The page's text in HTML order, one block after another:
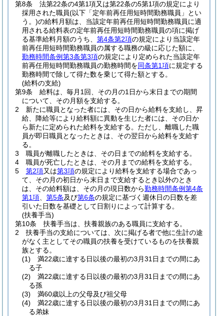
第8条
法第22条の4第1項又は第22条の5第1項の規定により
採用された職員(以下「定年前再任用短時間勤務職員」とい
う。)の給料月額は、当該定年前再任用短時間勤務職員に適
用される給料表の定年前再任用短時間勤務職員の項に掲げ
る基準給料月額のうち、 第4条第2項の規定により当該定年
前再任用短時間勤務職員の属する職務の級に応じた額に、
勤務時間条例第3条第3項の規定により定められた当該定年
前再任用短時間勤務職員の勤務時間を同条第1項に規定する
勤務時間で除して得た数を乗じて得た額とする。
(給料の支給)
第9条
給料は、毎月1回、その月の1日から末日までの期間
について、その月額を支給する。
2
新たに職員となった者には、その日から給料を支給し、昇
給、降給等により給料額に異動を生じた者には、その日か
ら新たに定められた給料を支給する。 ただし、離職した職
員が即日職員となったときは、その翌日から給料を支給す
る。
3
職員が離職したときは、その日までの給料を支給する。
4
職員が死亡したときは、その月までの給料を支給する。
5
第2項又は第3項の規定により給料を支給する場合であっ
て、その月の初日から末日まで支給するとき以外のとき
は、その給料額は、その月の現日数から勤務時間条例第4条
第1項
第5条及び第6条の規定に基づく週休日の日数を差
引いた日数を基礎として日割りによって計算する。
(扶養手当)
第10条
扶養手当は、扶養親族のある職員に支給する。
2
扶養手当の支給については、次に掲げる者で他に生計の途
がなく主としてその職員の扶養を受けているものを扶養親
族とする。
(1)
満22歳に達する日以後の最初の3月31日までの間にあ
る子
(2)
満22歳に達する日以後の最初の3月31日までの間にあ
る孫
(3)
満60歳以上の父母及び祖父母
(4)
満22歳に達する日以後の最初の3月31日までの間にあ
る弟妹